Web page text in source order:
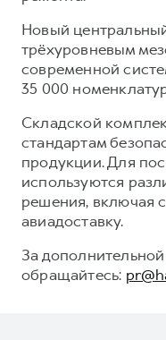
Новый
трёхуровневым
современной
35 000
Складской
стандартам
продукции. Для
используются
решения, включая
авиадоставку.
За
обращайтесь: